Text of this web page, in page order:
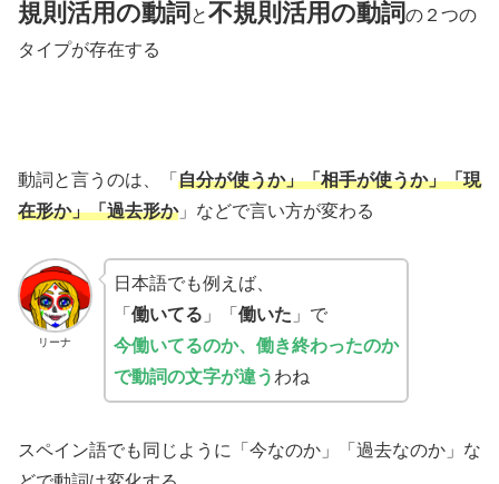
規則活用の動詞 と不規則活用の動詞の２つの
タイプが存在する
動詞と言うのは、「 自分が使うか」「相手が使うか」「現
在形か」「過去形か」などで言い方が変わる
リーナ
日本語でも例えば、
「 働いてる 」「 働いた 」で
今働いてるのか、働き終わったのか
で動詞の文字が違う わね
スペイン語でも同じように「今なのか」「過去なのか」な